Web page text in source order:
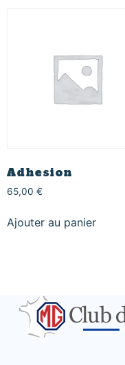
Adhesion
65,00 €
Ajouter au panier